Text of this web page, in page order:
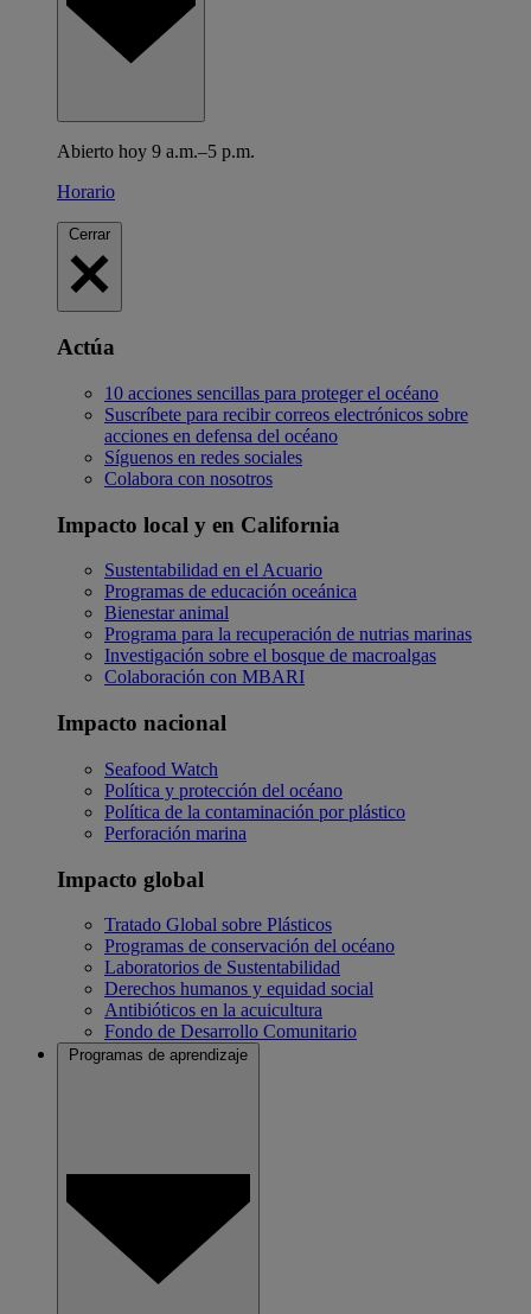
Abierto hoy 9 a.m.–5 p.m.
Horario
Cerrar
Actúa
10 acciones sencillas para proteger el océano
Suscríbete para recibir correos electrónicos sobre
acciones en defensa del océano
Síguenos en redes sociales
Colabora con nosotros
Impacto local y en California
Sustentabilidad en el Acuario
Programas de educación oceánica
Bienestar animal
Programa para la recuperación de nutrias marinas
Investigación sobre el bosque de macroalgas
Colaboración con MBARI
Impacto nacional
Seafood Watch
Política y protección del océano
Política de la contaminación por plástico
Perforación marina
Impacto global
Tratado Global sobre Plásticos
Programas de conservación del océano
Laboratorios de Sustentabilidad
Derechos humanos y equidad social
Antibióticos en la acuicultura
Fondo de Desarrollo Comunitario
Programas de aprendizaje